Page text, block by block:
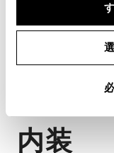
ダークな塗
した、Uグ
内装